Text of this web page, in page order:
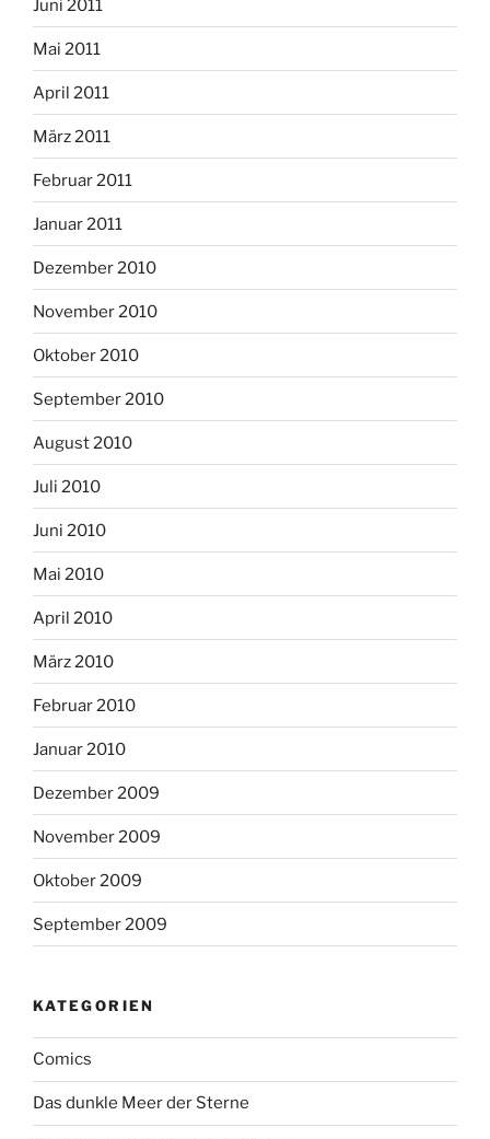
Juni 2011
Mai 2011
April 2011
März 2011
Februar 2011
Januar 2011
Dezember 2010
November 2010
Oktober 2010
September 2010
August 2010
Juli 2010
Juni 2010
Mai 2010
April 2010
März 2010
Februar 2010
Januar 2010
Dezember 2009
November 2009
Oktober 2009
September 2009
KATEGORIEN
Comics
Das dunkle Meer der Sterne